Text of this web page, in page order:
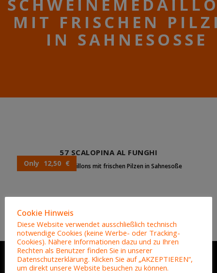
MIT FRISCHEN
IN SAHNESOSSE
Only 12,50 €
57 SCALOPINA AL FUNGHI
Schweinemedaillons mit frischen Pilzen in Sahnesoße
Cookie Hinweis
Diese Website verwendet ausschließlich technisch
notwendige Cookies (keine Werbe- oder Tracking-
Cookies). Nähere Informationen dazu und zu Ihren
Rechten als Benutzer finden Sie in unserer
Datenschutzerklärung. Klicken Sie auf „AKZEPTIEREN“,
um direkt unsere Website besuchen zu können.